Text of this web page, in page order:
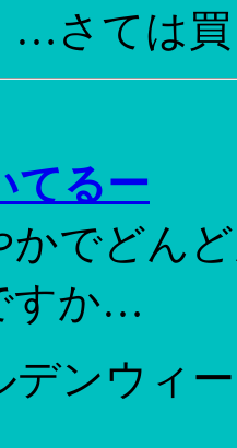
…さては
てるー
かでどん
すか…
デンウィ